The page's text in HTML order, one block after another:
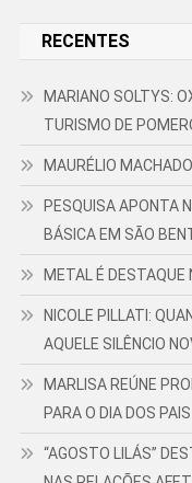
RECENTES
MARIANO SOLTYS:
TURISMO DE
MAURÉLIO
PESQUISA APONTA
BÁSICA EM SÃO
METAL É DESTAQUE
NICOLE PILLATI:
AQUELE SILÊNCIO
MARLISA REÚNE
PARA O DIA DOS PAIS
“AGOSTO LILÁS”